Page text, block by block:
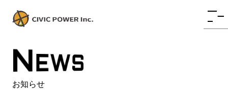
NEWS
お知らせ